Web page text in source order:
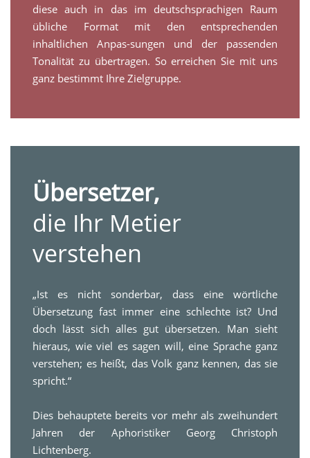
diese auch in das im deutschsprachigen Raum
übliche Format mit den entsprechenden
inhaltlichen Anpas-sungen und der passenden
Tonalität zu übertragen. So erreichen Sie mit uns
ganz bestimmt Ihre Zielgruppe.
Übersetzer,
die Ihr Metier
verstehen
„Ist es nicht sonderbar, dass eine wörtliche
Übersetzung fast immer eine schlechte ist? Und
doch lässt sich alles gut übersetzen. Man sieht
hieraus, wie viel es sagen will, eine Sprache ganz
verstehen; es heißt, das Volk ganz kennen, das sie
spricht.“
Dies behauptete bereits vor mehr als zweihundert
Jahren der Aphoristiker Georg Christoph
Lichtenberg.